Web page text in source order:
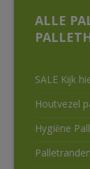
ALLE
SALE
Houtvezel
Hygiëne